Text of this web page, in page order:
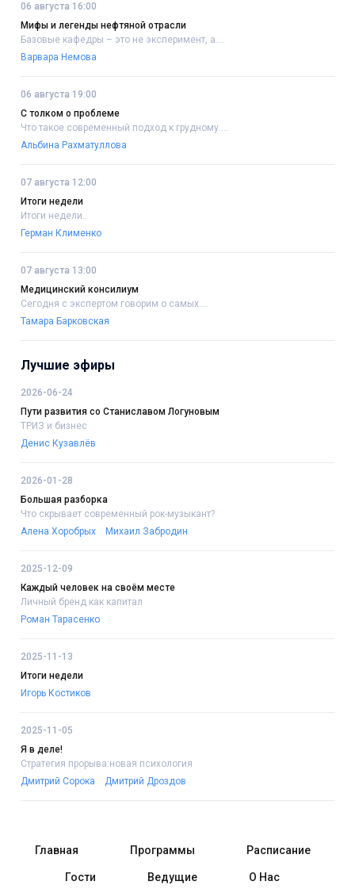
06 августа 16:00
Мифы и легенды нефтяной отрасли
Базовые кафедры – это не эксперимент, а....
Варвара Немова
06 августа 19:00
С толком о проблеме
Что такое современный подход к грудному....
Альбина Рахматуллова
07 августа 12:00
Итоги недели
Итоги недели..
Герман Клименко
07 августа 13:00
Медицинский консилиум
Сегодня с экспертом говорим о самых....
Тамара Барковская
Лучшие эфиры
2026-06-24
Пути развития со Станиславом Логуновым
ТРИЗ и бизнес
Денис Кузавлёв
2026-01-28
Большая разборка
Что скрывает современный рок-музыкант?
Алена Хоробрых
Михаил Забродин
2025-12-09
Каждый человек на своём месте
Личный бренд как капитал
Роман Тарасенко
2025-11-13
Итоги недели
Игорь Костиков
2025-11-05
Я в деле!
Стратегия прорыва:новая психология
Дмитрий Сорока
Дмитрий Дроздов
Главная Программы Расписание
Гости Ведущие О Нас